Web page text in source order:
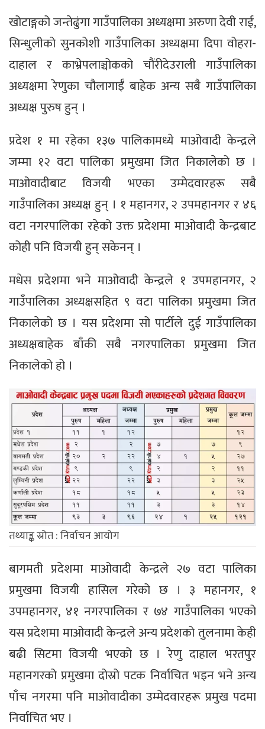
खोटाङ्गको जन्तेढुंगा गाउँपालिका अध्यक्षमा अरुणा देवी राई,
सिन्धुलीको सुनकोशी गाउँपालिका अध्यक्षमा दिपा वोहरा-
दाहाल र काभ्रेपलाञ्चोकको चौंरीदेउराली गाउँपालिका
अध्यक्षमा रेणुका चौलागाईँ बाहेक अन्य सबै गाउँपालिका
अध्यक्ष पुरुष हुन् ।
प्रदेश १ मा रहेका १३७ पालिकामध्ये माओवादी केन्द्रले
जम्मा १२ वटा पालिका प्रमुखमा जित निकालेको छ ।
माओवादीबाट विजयी भएका उम्मेदवारहरू सबै
गाउँपालिका अध्यक्ष हुन् । १ महानगर, २ उपमहानगर र ४६
वटा नगरपालिका रहेको उक्त प्रदेशमा माओवादी केन्द्रबाट
कोही पनि विजयी हुन् सकेनन् ।
मधेस प्रदेशमा भने माओवादी केन्द्रले १ उपमहानगर, २
गाउँपालिका अध्यक्षसहित ९ वटा पालिका प्रमुखमा जित
निकालेको छ । यस प्रदेशमा सो पार्टीले दुई गाउँपालिका
अध्यक्षबाहेक बाँकी सबै नगरपालिका प्रमुखमा जित
निकालेको हो ।
तथ्याङ्क स्रोत : निर्वाचन आयोग
बागमती प्रदेशमा माओवादी केन्द्रले २७ वटा पालिका
प्रमुखमा विजयी हासिल गरेको छ । ३ महानगर, १
उपमहानगर, ४१ नगरपालिका र ७४ गाउँपालिका भएको
यस प्रदेशमा माओवादी केन्द्रले अन्य प्रदेशको तुलनामा केही
बढी सिटमा विजयी भएको छ । रेणु दाहाल भरतपुर
महानगरको प्रमुखमा दोस्रो पटक निर्वाचित भइन भने अन्य
पाँच नगरमा पनि माओवादीका उम्मेदवारहरू प्रमुख पदमा
निर्वाचित भए ।